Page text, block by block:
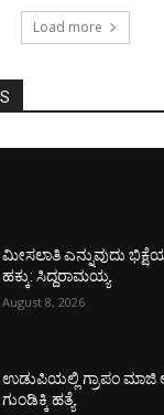
Load more
ಮೀಸಲಾತಿ ಎನ್ನುವುದು
ಹಕ್ಕು: ಸಿದ್ದರಾಮಯ್ಯ
August 8, 2026
ಉಡುಪಿಯಲ್ಲಿ ಗ್ರಾಪಂ ಮಾಜಿ
ಗುಂಡಿಕ್ಕಿ ಹತ್ಯೆ